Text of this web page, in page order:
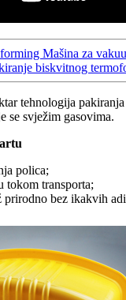
Mašina za
biskvitnog
tehnologija
se svježim gasovima.
polica;
tokom transporta;
prirodno bez ikakvih